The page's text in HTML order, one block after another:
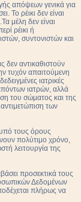
η
απόψεων γενικά για
To ρέικι δεν είναι
μέλη δεν είναι
ρέικι ή
συντονιστών και
δεν αντικαθιστούν
τυχόν απαιτούμενη
ιατρικές
ιατρών, αλλά
του σώματος και της
των
τους όρους
πολύτιμο χρόνο,
λειτουργία της
προσεκτικά τους
Δεδομένων
πλήρως να